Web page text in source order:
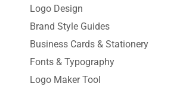
Logo Design
Brand Style Guides
Business Cards & Stationery
Fonts & Typography
Logo Maker Tool